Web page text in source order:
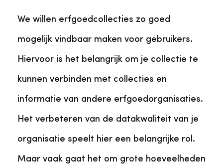
We willen erfgoedcollecties zo goed
mogelijk vindbaar maken voor gebruikers.
Hiervoor is het belangrijk om je collectie te
kunnen verbinden met collecties en
informatie van andere erfgoedorganisaties.
Het verbeteren van de datakwaliteit van je
organisatie speelt hier een belangrijke rol.
Maar vaak gaat het om grote hoeveelheden